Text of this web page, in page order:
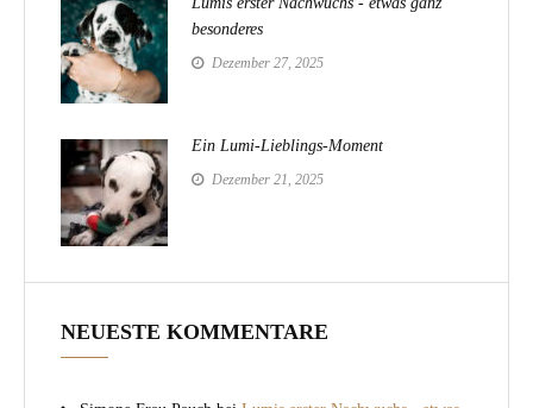
besonderes
Dezember 27, 2025
Ein Lumi-Lieblings-Moment
Dezember 21, 2025
NEUESTE KOMMENTARE